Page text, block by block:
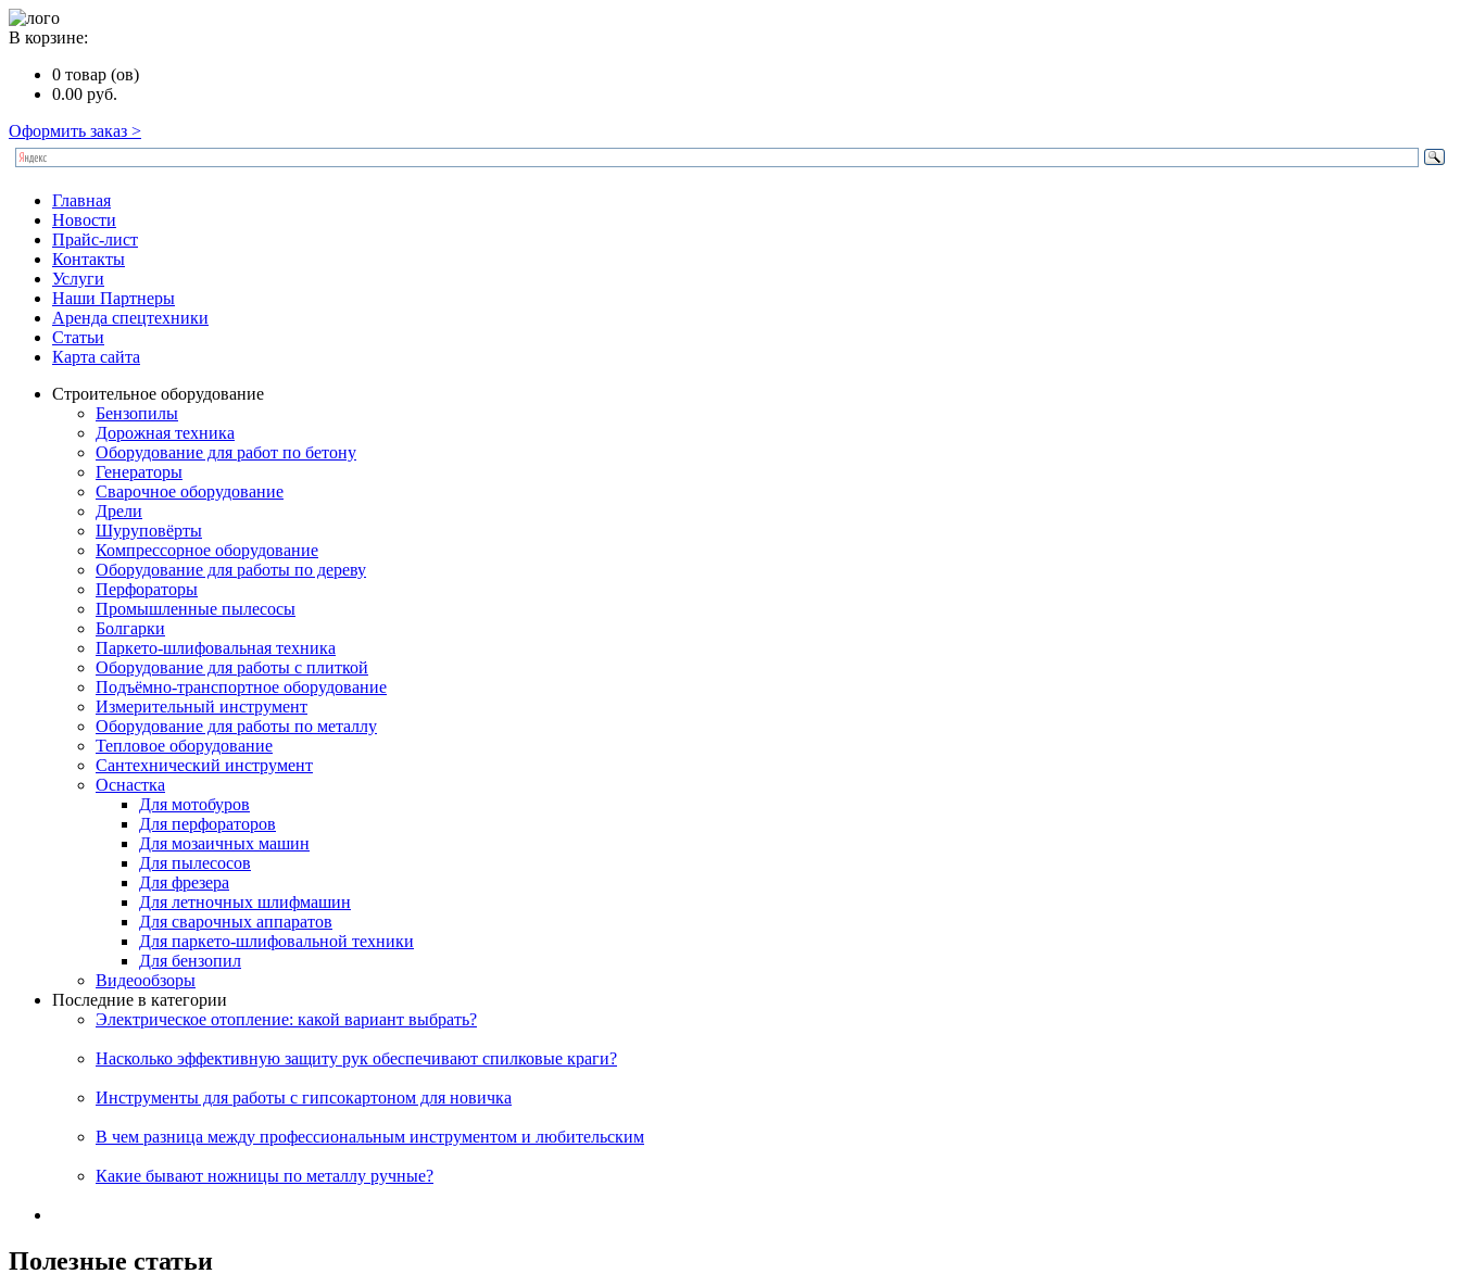
В корзине:
0 товар (ов)
0.00 руб.
Оформить заказ >
Главная
Новости
Прайс-лист
Контакты
Услуги
Наши Партнеры
Аренда спецтехники
Статьи
Карта сайта
Строительное оборудование
Бензопилы
Дорожная техника
Оборудование для работ по бетону
Генераторы
Сварочное оборудование
Дрели
Шуруповёрты
Компрессорное оборудование
Оборудование для работы по дереву
Перфораторы
Промышленные пылесосы
Болгарки
Паркето-шлифовальная техника
Оборудование для работы с плиткой
Подъёмно-транспортное оборудование
Измерительный инструмент
Оборудование для работы по металлу
Тепловое оборудование
Сантехнический инструмент
Оснастка
Для мотобуров
Для перфораторов
Для мозаичных машин
Для пылесосов
Для фрезера
Для летночных шлифмашин
Для сварочных аппаратов
Для паркето-шлифовальной техники
Для бензопил
Видеообзоры
Последние в категории
Электрическое отопление: какой вариант выбрать?
Насколько эффективную защиту рук обеспечивают спилковые краги?
Инструменты для работы с гипсокартоном для новичка
В чем разница между профессиональным инструментом и любительским
Какие бывают ножницы по металлу ручные?
Полезные статьи